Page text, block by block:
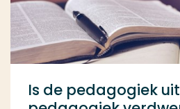
Is de pedagogiek